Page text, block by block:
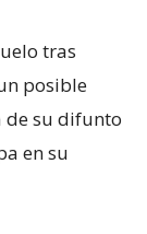
tras
posible
de su difunto
en su